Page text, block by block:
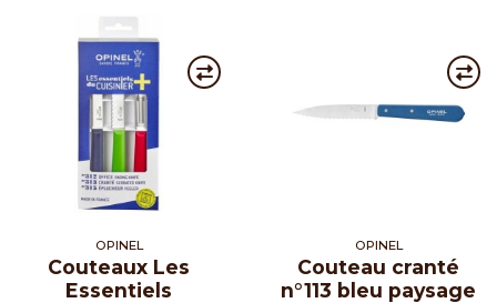
OPINEL
Couteaux Les
Essentiels
OPINEL
Couteau cranté
n°113 bleu paysage